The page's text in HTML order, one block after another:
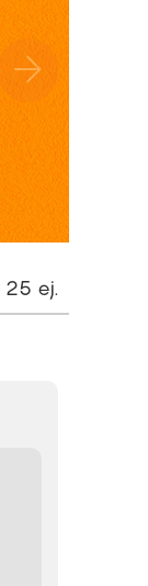
25 ej.